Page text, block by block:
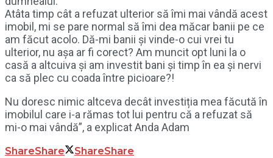
Atâta timp cât a refuzat ulterior să îmi mai vândă acest
imobil, mi se pare normal să îmi dea măcar banii pe ce
am făcut acolo. Dă-mi banii și vinde-o cui vrei tu
ulterior, nu așa ar fi corect? Am muncit opt luni la o
casă a altcuiva și am investit bani și timp în ea și nervi
ca să plec cu coada între picioare?!
Nu doresc nimic altceva decât investiția mea făcută în
imobilul care i-a rămas tot lui pentru că a refuzat să
mi-o mai vândă”, a explicat Anda Adam
ShareShare ShareShare